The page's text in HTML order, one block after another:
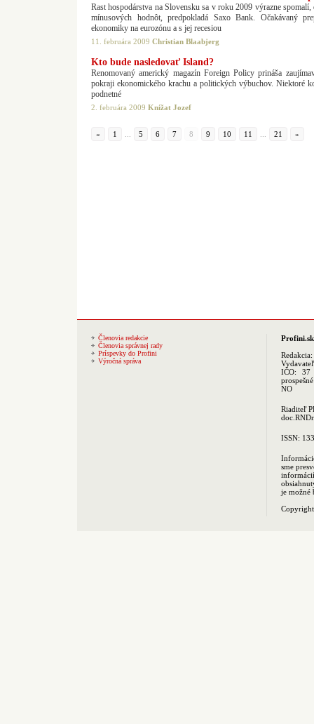
Rast hospodárstva na Slovensku sa v roku 2009 výrazne
mínusových hodnôt, predpokladá Saxo Bank. Očakávaný
ekonomiky na eurozónu a s jej recesiou
11. februára 2009 Christian Blaabjerg
Kto bude nasledovať Island?
Renomovaný americký magazín Foreign Policy prináša
pokraji ekonomického krachu a politických výbuchov. Niektoré
podnetné
2. februára 2009 Knížat Jozef
« 1 5 6 7 8 9 10 11 21 »
Členovia redakcie
Členovia správnej rady
Príspevky do Profini
Výročná správa
Profini.sk
Redakcia:
IČO: 37
NO
Riaditeľ
ISSN:
sme
je možné